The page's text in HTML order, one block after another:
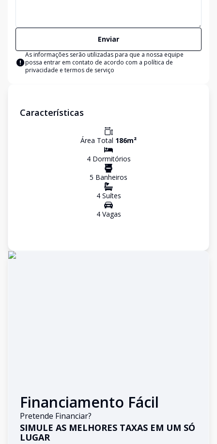
Enviar
As informações serão utilizadas para que a nossa equipe
possa entrar em contato de acordo com a política de
privacidade e termos de serviço
Características
Área Total 186m²
4Dormitórios
5 Banheiros
4Suítes
4Vagas
Financiamento Fácil
Pretende Financiar?
SIMULE AS MELHORES TAXAS EM UM SÓ
LUGAR